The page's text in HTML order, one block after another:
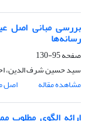
بررسی مبانی اصل
رسانه‌ها
صفحه95-130
سید حسین شرف الدین،
مشاهده مقاله
اصل